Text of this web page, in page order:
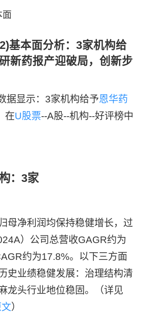
面
基本面分析：3家机构给
新药报产迎破局，创新步
据显示：3家机构给予恩华药
在U股票--A股--机构--好评榜中
：3家
母净利润均保持稳健增长，过
）公司总营收GAGR约为
约为17.8%。以下三方面
史业绩稳健发展：治理结构清
龙头行业地位稳固。（详见
）